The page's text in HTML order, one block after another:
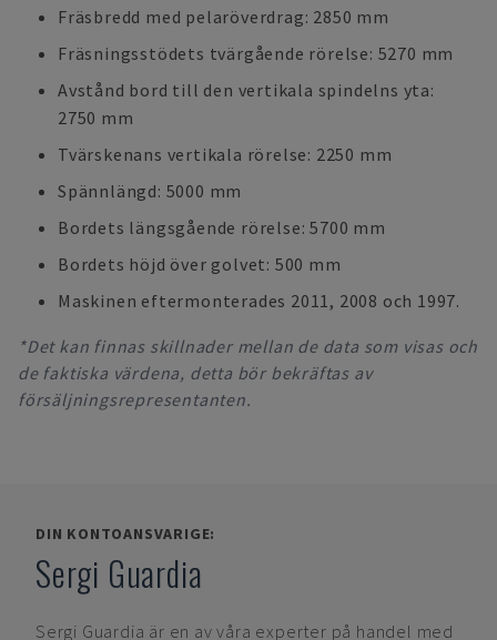
Fräsbredd med pelaröverdrag: 2850 mm
Fräsningsstödets tvärgående rörelse: 5270 mm
Avstånd bord till den vertikala spindelns yta:
2750 mm
Tvärskenans vertikala rörelse: 2250 mm
Spännlängd: 5000 mm
Bordets längsgående rörelse: 5700 mm
Bordets höjd över golvet: 500 mm
Maskinen eftermonterades 2011, 2008 och 1997.
*Det kan finnas skillnader mellan de data som visas och
de faktiska värdena, detta bör bekräftas av
försäljningsrepresentanten.
DIN KONTOANSVARIGE:
Sergi Guardia
Sergi Guardia är en av våra experter på handel med